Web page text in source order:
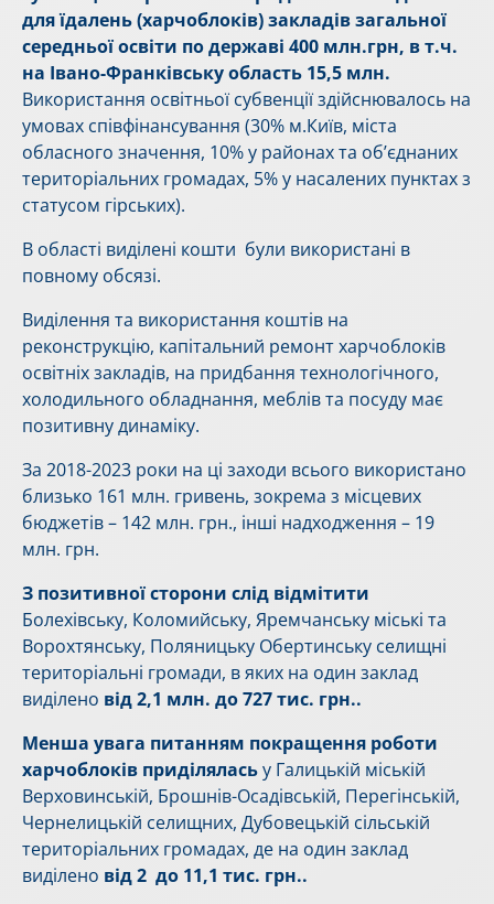
для їдалень (харчоблоків) закладів загальної
середньої освіти по державі 400 млн.грн, в т.ч.
на Івано-Франківську область 15,5 млн.
Використання освітньої субвенції здійснювалось на
умовах співфінансування (30% м.Київ, міста
обласного значення, 10% у районах та об’єднаних
територіальних громадах, 5% у насалених пунктах з
статусом гірських).
В області виділені кошти були використані в
повному обсязі.
Виділення та використання коштів на
реконструкцію, капітальний ремонт харчоблоків
освітніх закладів, на придбання технологічного,
холодильного обладнання, меблів та посуду має
позитивну динаміку.
За 2018-2023 роки на ці заходи всього використано
близько 161 млн. гривень, зокрема з місцевих
бюджетів – 142 млн. грн., інші надходження – 19
млн. грн.
З позитивної сторони слід відмітити
Болехівську, Коломийську, Яремчанську міські та
Ворохтянську, Поляницьку Обертинську селищні
територіальні громади, в яких на один заклад
виділено від 2,1 млн. до 727 тис. грн..
Менша увага питанням покращення роботи
харчоблоків приділяласьу Галицькій міській
Верховинській, Брошнів-Осадівській, Перегінській,
Чернелицькій селищних, Дубовецькій сільській
територіальних громадах, де на один заклад
виділено від 2 до 11,1 тис. грн..